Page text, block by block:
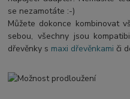
se nezamotáte :-)
Můžete dokonce kombinovat
sebou, všechny jsou
dřevěnky s maxi dřevěnkami či